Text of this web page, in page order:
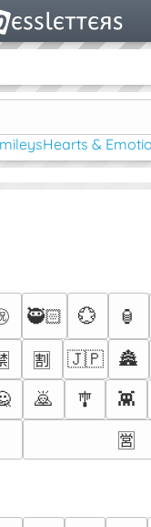
Hearts &
🥷🏻 💮 🏮
🈹 🇯🇵 🏯
🙇 🎐 👾
🈺